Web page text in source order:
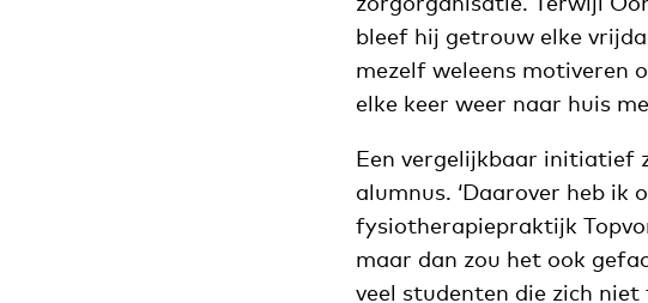
bleef hij getrouw elke
mezelf weleens motiveren
elke keer weer naar huis
Een vergelijkbaar initiatief
alumnus. ‘Daarover heb ik
fysiotherapiepraktijk
maar dan zou het ook
veel studenten die zich